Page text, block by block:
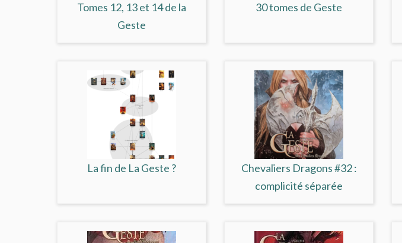
Tomes 12, 13 et 14 de la
Geste
30 tomes de Geste
La fin de La Geste ?
Chevaliers Dragons #32 :
complicité séparée